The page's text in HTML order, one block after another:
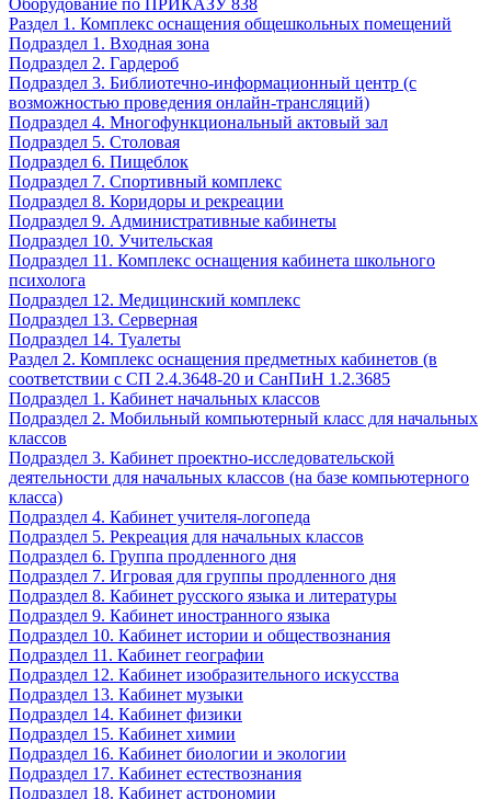
Оборудование по ПРИКАЗУ 838
Раздел 1. Комплекс оснащения общешкольных помещений
Подраздел 1. Входная зона
Подраздел 2. Гардероб
Подраздел 3. Библиотечно-информационный центр (с
возможностью проведения онлайн-трансляций)
Подраздел 4. Многофункциональный актовый зал
Подраздел 5. Столовая
Подраздел 6. Пищеблок
Подраздел 7. Спортивный комплекс
Подраздел 8. Коридоры и рекреации
Подраздел 9. Административные кабинеты
Подраздел 10. Учительская
Подраздел 11. Комплекс оснащения кабинета школьного
психолога
Подраздел 12. Медицинский комплекс
Подраздел 13. Серверная
Подраздел 14. Туалеты
Раздел 2. Комплекс оснащения предметных кабинетов (в
соответствии с СП 2.4.3648-20 и СанПиН 1.2.3685
Подраздел 1. Кабинет начальных классов
Подраздел 2. Мобильный компьютерный класс для начальных
классов
Подраздел 3. Кабинет проектно-исследовательской
деятельности для начальных классов (на базе компьютерного
класса)
Подраздел 4. Кабинет учителя-логопеда
Подраздел 5. Рекреация для начальных классов
Подраздел 6. Группа продленного дня
Подраздел 7. Игровая для группы продленного дня
Подраздел 8. Кабинет русского языка и литературы
Подраздел 9. Кабинет иностранного языка
Подраздел 10. Кабинет истории и обществознания
Подраздел 11. Кабинет географии
Подраздел 12. Кабинет изобразительного искусства
Подраздел 13. Кабинет музыки
Подраздел 14. Кабинет физики
Подраздел 15. Кабинет химии
Подраздел 16. Кабинет биологии и экологии
Подраздел 17. Кабинет естествознания
Подраздел 18. Кабинет астрономии